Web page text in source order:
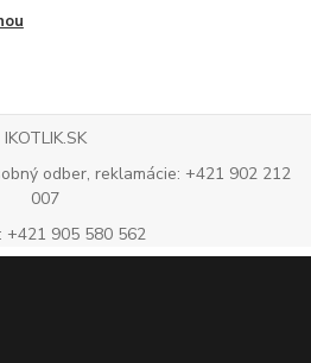
IKOTLIK.SK
odber, reklamácie: +421 902 212
007
+421 905 580 562